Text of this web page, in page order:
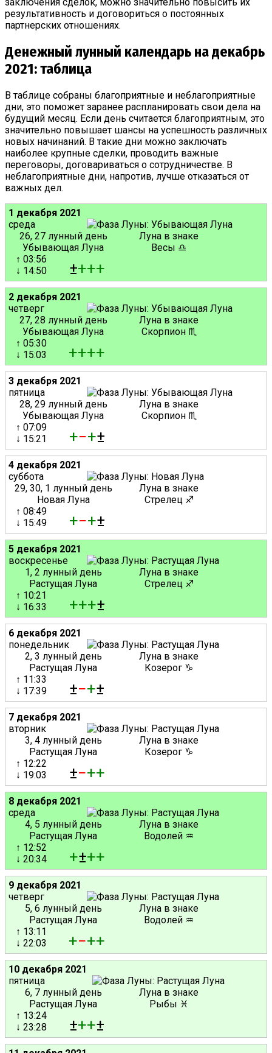
заключения сделок, можно значительно повысить их
результативность и договориться о постоянных
партнерских отношениях.
Денежный лунный календарь на декабрь
2021: таблица
В таблице собраны благоприятные и неблагоприятные
дни, это поможет заранее распланировать свои дела на
будущий месяц. Если день считается благоприятным, это
значительно повышает шансы на успешность различных
новых начинаний. В такие дни можно заключать
наиболее крупные сделки, проводить важные
переговоры, договариваться о сотрудничестве. В
неблагоприятные дни, напротив, лучше отказаться от
важных дел.
1 декабря 2021
среда
26, 27 лунный день
Убывающая Луна
Луна в знаке
Весы ♎
↑ 03:56
↓ 14:50
±+++
2 декабря 2021
четверг
27, 28 лунный день
Убывающая Луна
Луна в знаке
Скорпион ♏
↑ 05:30
↓ 15:03
++++
3 декабря 2021
пятница
28, 29 лунный день
Убывающая Луна
Луна в знаке
Скорпион ♏
↑ 07:09
↓ 15:21
+−+±
4 декабря 2021
суббота
29, 30, 1 лунный день
Новая Луна
Луна в знаке
Стрелец ♐
↑ 08:49
↓ 15:49
+−+±
5 декабря 2021
воскресенье
1, 2 лунный день
Растущая Луна
Луна в знаке
Стрелец ♐
↑ 10:21
↓ 16:33
+++±
6 декабря 2021
понедельник
2, 3 лунный день
Растущая Луна
Луна в знаке
Козерог ♑
↑ 11:33
↓ 17:39
±−+±
7 декабря 2021
вторник
3, 4 лунный день
Растущая Луна
Луна в знаке
Козерог ♑
↑ 12:22
↓ 19:03
±−++
8 декабря 2021
среда
4, 5 лунный день
Растущая Луна
Луна в знаке
Водолей ♒
↑ 12:52
↓ 20:34
+±++
9 декабря 2021
четверг
5, 6 лунный день
Растущая Луна
Луна в знаке
Водолей ♒
↑ 13:11
↓ 22:03
+−++
10 декабря 2021
пятница
6, 7 лунный день
Растущая Луна
Луна в знаке
Рыбы ♓
↑ 13:24
↓ 23:28
±++±